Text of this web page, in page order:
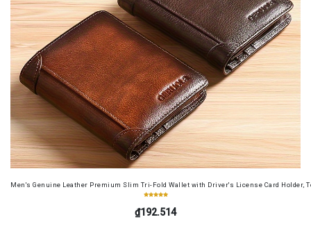
Men's Genuine Leather Premium Slim Tri-Fold Wallet with Driver's License Card Holder,
₫192.514